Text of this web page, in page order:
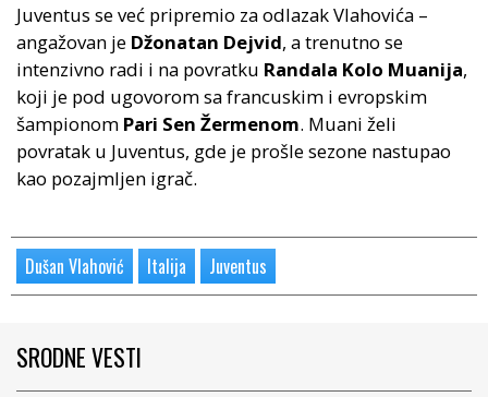
Juventus se već pripremio za odlazak Vlahovića –
angažovan je Džonatan Dejvid, a trenutno se
intenzivno radi i na povratku Randala Kolo Muanija,
koji je pod ugovorom sa francuskim i evropskim
šampionom Pari Sen Žermenom. Muani želi
povratak u Juventus, gde je prošle sezone nastupao
kao pozajmljen igrač.
Dušan Vlahović Italija Juventus
SRODNE VESTI